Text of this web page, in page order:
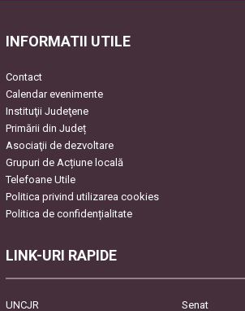
INFORMATII UTILE
Contact
Calendar evenimente
Instituţii Judeţene
Primării din Județ
Asociaţii de dezvoltare
Grupuri de Acțiune locală
Telefoane Utile
Politica privind utilizarea cookies
Politica de confidențialitate
LINK-URI RAPIDE
UNCJR Senat